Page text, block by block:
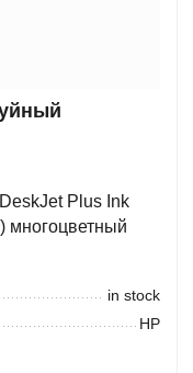
Plus Ink
многоцветный
in stock
HP